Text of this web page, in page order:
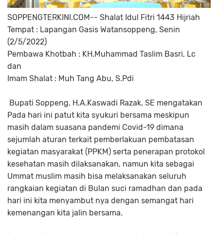
SOPPENGTERKINI.COM-- Shalat Idul Fitri 1443 Hijriah
Tempat : Lapangan Gasis Watansoppeng, Senin
(2/5/2022)
Pembawa Khotbah : KH.Muhammad Taslim Basri, Lc
dan
Imam Shalat : Muh Tang Abu, S.Pdi
Bupati Soppeng, H.A.Kaswadi Razak, SE mengatakan
Pada hari ini patut kita syukuri bersama meskipun
masih dalam suasana pandemi Covid-19 dimana
sejumlah aturan terkait pemberlakuan pembatasan
kegiatan masyarakat (PPKM) serta penerapan protokol
kesehatan masih dilaksanakan, namun kita sebagai
Ummat muslim masih bisa melaksanakan seluruh
rangkaian kegiatan di Bulan suci ramadhan dan pada
hari ini kita menyambut nya dengan semangat hari
kemenangan kita jalin bersama.